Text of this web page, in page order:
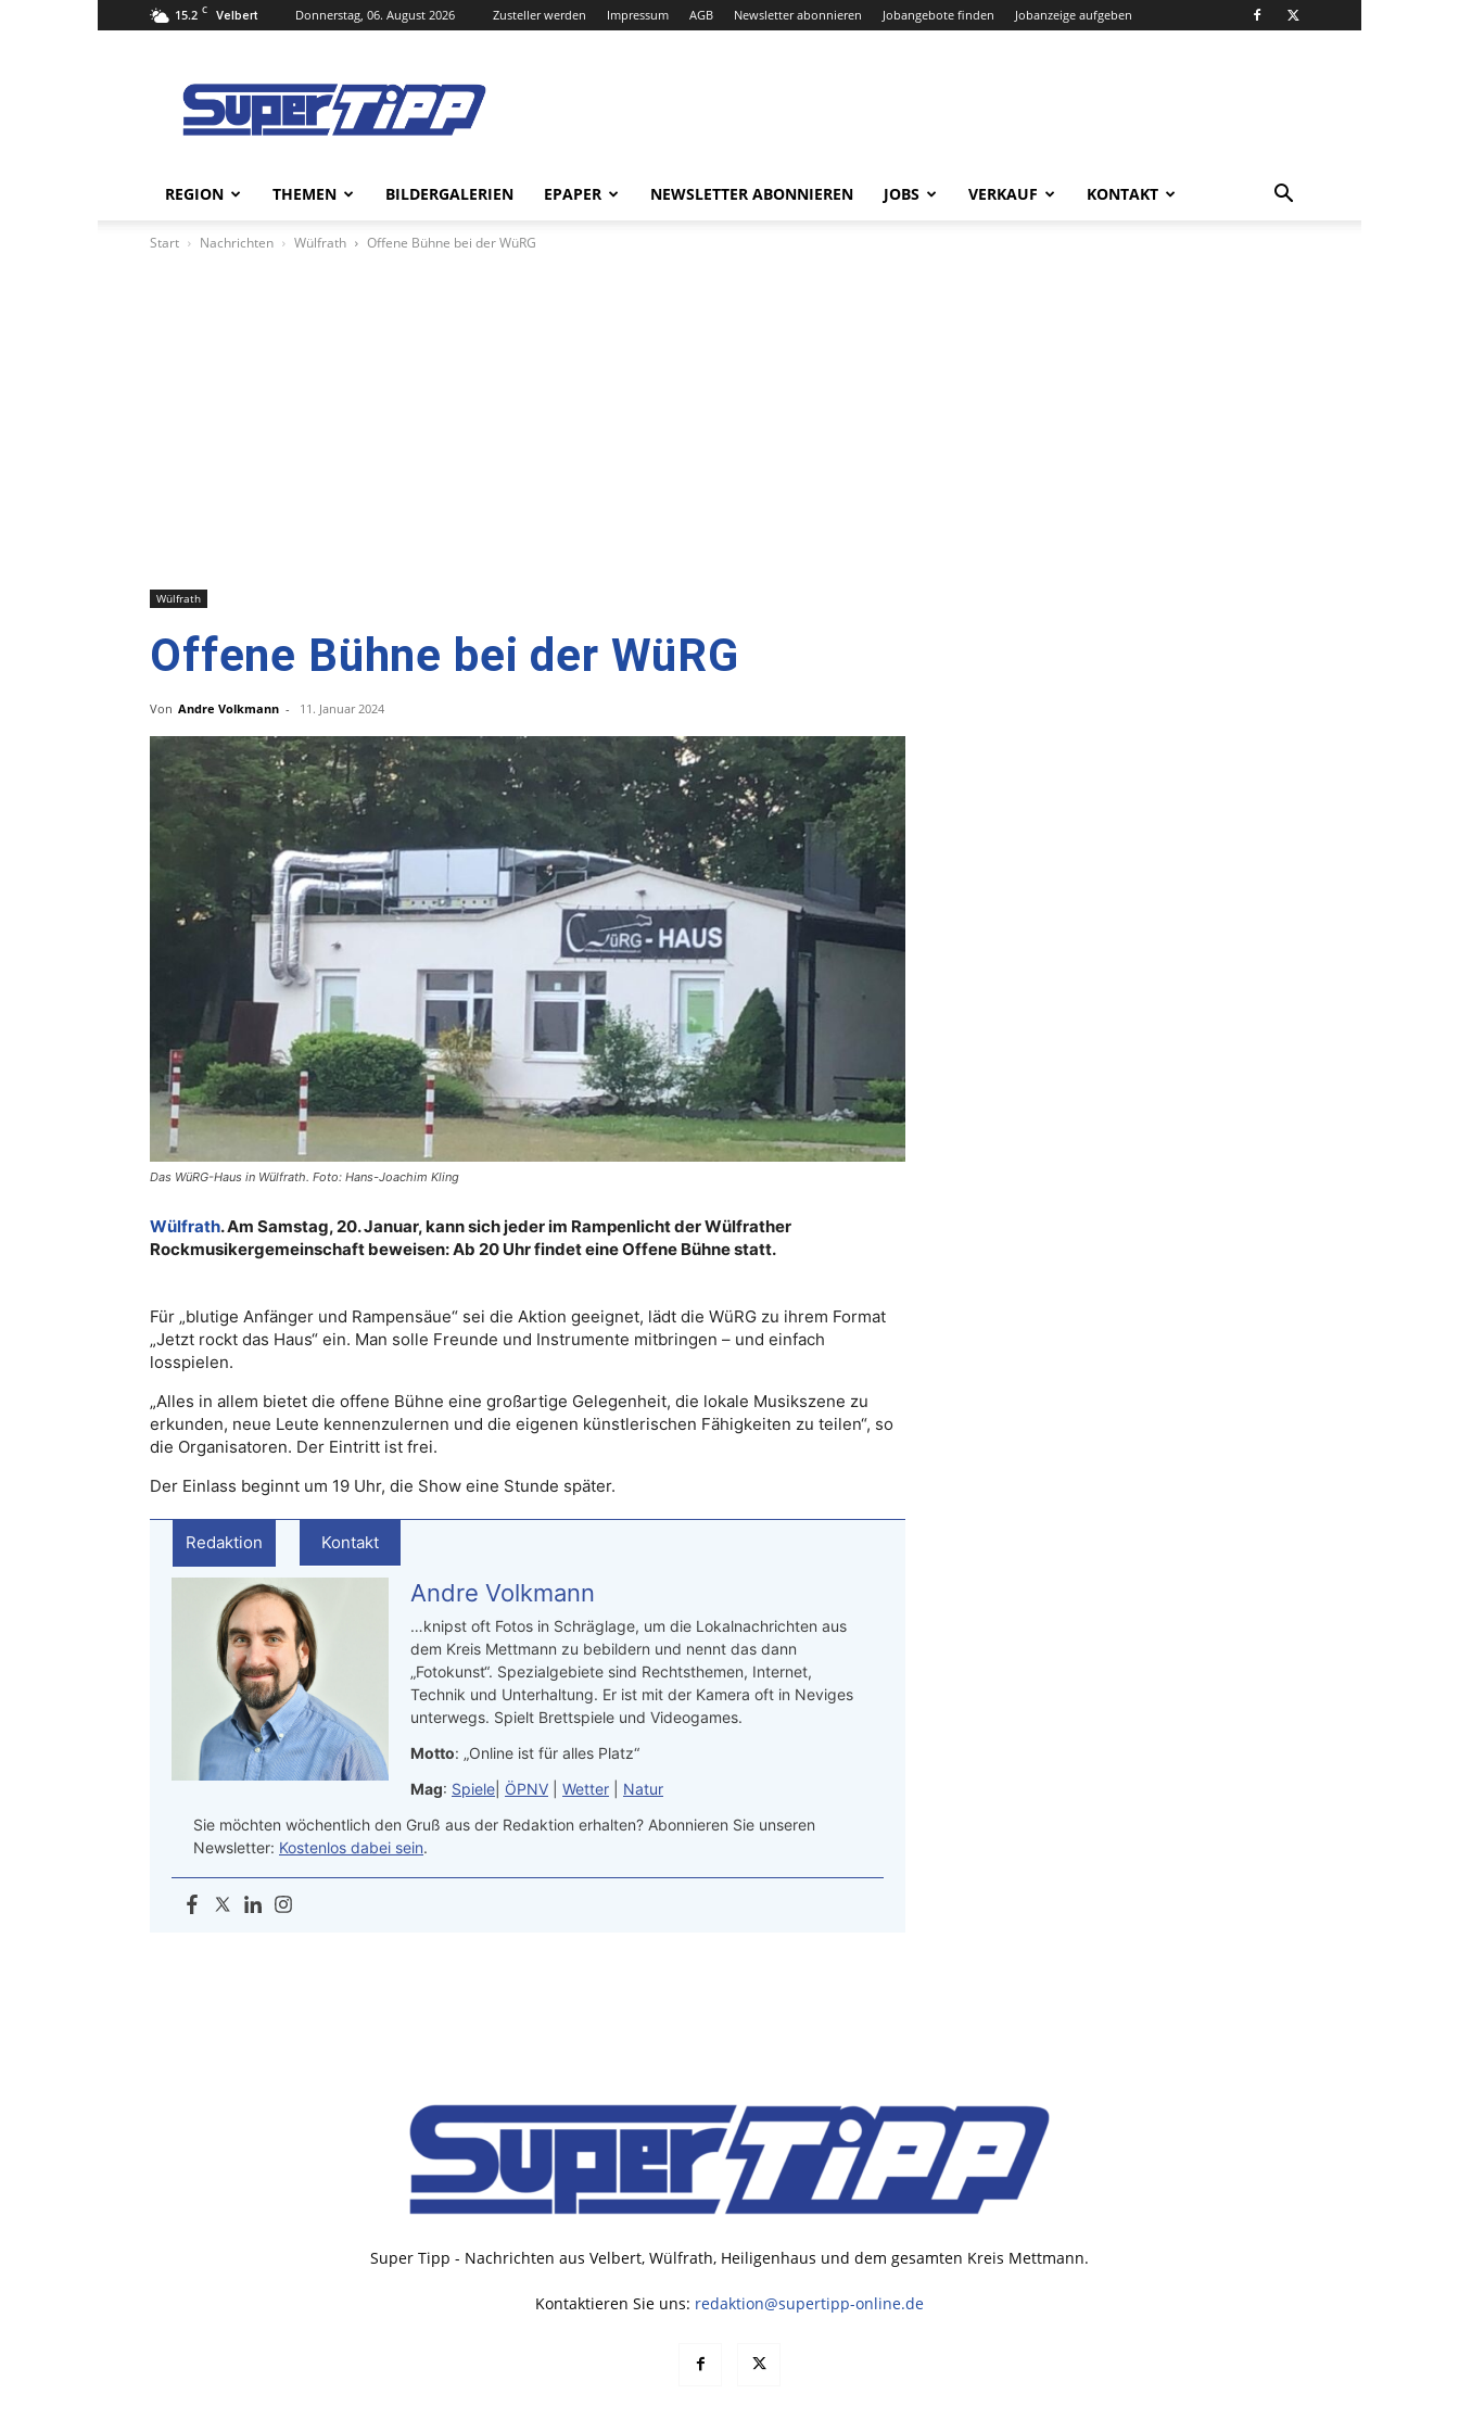
15.2 C Velbert Donnerstag, 06. August 2026 Zusteller werden Impressum AGB Newsletter abonnieren Jobangebote finden Jobanzeige aufgeben
Tipp
Online
REGION THEMEN BILDERGALERIEN EPAPER NEWSLETTER ABONNIEREN JOBS VERKAUF KONTAKT
Start Nachrichten Wülfrath Offene Bühne bei der WüRG
Wülfrath
Offene Bühne bei der WüRG
Von Andre Volkmann - 11. Januar 2024
Das WüRG-Haus in Wülfrath. Foto: Hans-Joachim Kling
Wülfrath. Am Samstag, 20. Januar, kann sich jeder im Rampenlicht der Wülfrather
Rockmusikergemeinschaft beweisen: Ab 20 Uhr findet eine Offene Bühne statt.
Für „blutige Anfänger und Rampensäue“ sei die Aktion geeignet, lädt die WüRG zu ihrem Format
„Jetzt rockt das Haus“ ein. Man solle Freunde und Instrumente mitbringen – und einfach
losspielen.
„Alles in allem bietet die offene Bühne eine großartige Gelegenheit, die lokale Musikszene zu
erkunden, neue Leute kennenzulernen und die eigenen künstlerischen Fähigkeiten zu teilen“, so
die Organisatoren. Der Eintritt ist frei.
Der Einlass beginnt um 19 Uhr, die Show eine Stunde später.
Redaktion Kontakt
Andre Volkmann
…knipst oft Fotos in Schräglage, um die Lokalnachrichten aus
dem Kreis Mettmann zu bebildern und nennt das dann
„Fotokunst“. Spezialgebiete sind Rechtsthemen, Internet,
Technik und Unterhaltung. Er ist mit der Kamera oft in Neviges
unterwegs. Spielt Brettspiele und Videogames.
Motto: „Online ist für alles Platz“
Mag: Spiele ÖPNV Wetter
Natur
Sie möchten wöchentlich den Gruß aus der Redaktion erhalten? Abonnieren Sie unseren
Newsletter: Kostenlos dabei sein.
Super Tipp - Nachrichten aus Velbert, Wülfrath, Heiligenhaus und dem gesamten Kreis Mettmann.
Kontaktieren Sie uns: redaktion@supertipp-online.de